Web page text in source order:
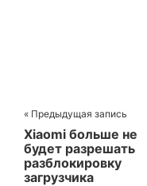
« Предыдущая запись
Xiaomi больше не
будет разрешать
разблокировку
загрузчика